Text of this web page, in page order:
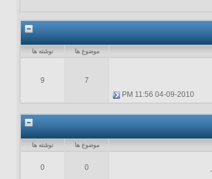
موضوع ها نوشته ها
04-09-2010
11:56 PM
7
9
موضوع ها نوشته ها
0
0